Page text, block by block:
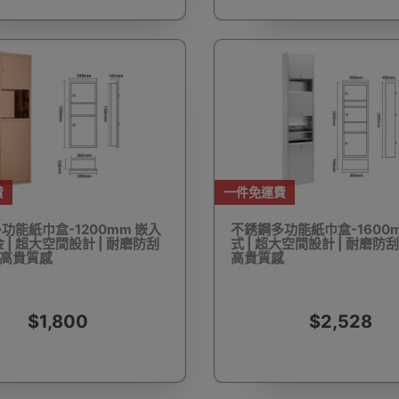
目鏡 除塵蟎機 電池產品 雙筒望遠鏡 單筒望
板 成人滑板車 大聲公
能紙巾盒-1200mm 嵌入
| 超大空間設計 | 耐磨防刮
貴質感
$1,800
一件免運費
不銹鋼多功能紙巾盒-
式 | 超大空間設計 | 耐磨防
高貴質感
$2,528